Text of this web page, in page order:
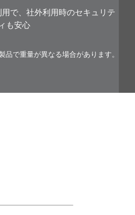
で、社外利用時のセキュリテ
ィも安心
品で重量が異なる場合があります。